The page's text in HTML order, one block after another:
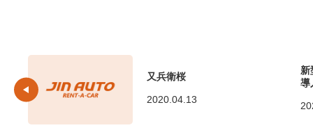
又兵衛桜
2020.04.13
新
導